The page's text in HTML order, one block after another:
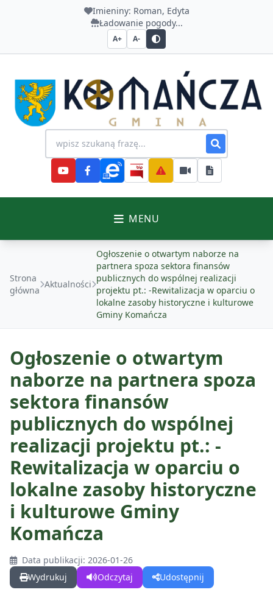
Imieniny: Roman, Edyta
Ładowanie pogody...
A+ A-
Urząd Gminy Komańcza
Wyszukiwanie na stronie
MENU
O Gminie
O Gminie w Mediach
Odznaka Honorowa Gminy Komańcza
Sołectwa w Gminie Komańcza
Projekty
Fundusz dróg samorządowych
Zadania dofinansowane ze środków budżetu państwa
Rządowy Fundusz Rozwoju Dróg
DLA MIESZKAŃCÓW
Kalendarz wydarzeń
Najczęściej zalatwiane sprawy
Gospodarka odpadami
Czyste Powietrze
Centralna Ewidencja Emisyjności Budynków (CEEB)
Nieodpłatna pomoc prawna
Zdrowie
Edukacja
DLA TURYSTÓW
Kalendarz wydarzeń
Wirtualna Komańcza
Warto zobaczyć
Materiały promocyjne
Szlaki turystyczne
DLA INWESTORA
Działki na sprzedaż
Działki do dzierżawy
Strona
główna
Aktualności
Ogłoszenie o otwartym naborze na
partnera spoza sektora finansów
publicznych do wspólnej realizacji
projektu pt.: -Rewitalizacja w oparciu o
lokalne zasoby historyczne i kulturowe
Gminy Komańcza
Ogłoszenie o otwartym
naborze na partnera spoza
sektora finansów
publicznych do wspólnej
realizacji projektu pt.: -
Rewitalizacja w oparciu o
lokalne zasoby historyczne
i kulturowe Gminy
Komańcza
Data publikacji: 2026-01-26
Wydrukuj
Odczytaj Udostępnij